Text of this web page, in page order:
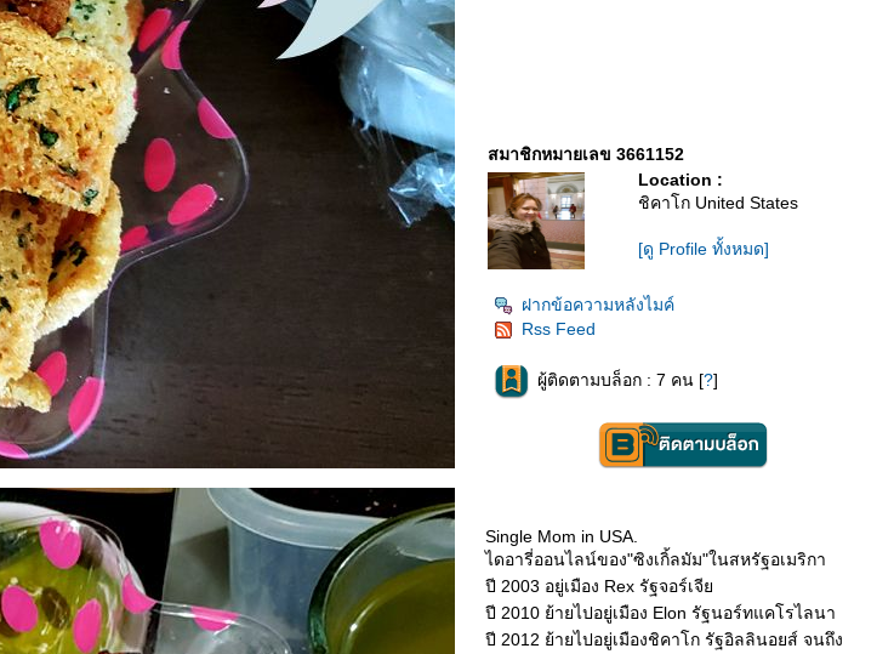
สมาชิกหมายเลข 3661152
Location :
ชิคาโก United States
[ดู Profile ทั้งหมด]
ฝากข้อความหลังไมค์
Rss Feed
ผู้ติดตามบล็อก : 7 คน [?]
Single Mom in USA.
ไดอารี่ออนไลน์ของ"ซิงเกิ้ลมัม"ในสหรัฐอเมริกา
ปี 2003 อยู่เมือง Rex รัฐจอร์เจี
ปี 2010 ย้ายไปอยู่เมือง Elon รัฐนอร์ทแคโรไลนา
ปี 2012 ย้ายไปอยู่เมืองชิคาโก รัฐอิลลินอยส์ จนถึง